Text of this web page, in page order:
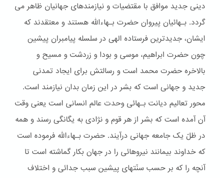
دینی جدید موافق با مقتضیات و نیازمندهای جهانیان ظاهر می
گردد. بـهائیان پیروان حضرت بـهاءالله هستند و معتقدند که
ایشان، جدیدترین فرستاده الهی در سلسله پیامبران پیشین
چون حضرت ابراهیم، موسی و بودا و زردشت و مسیح و
بالاخره حضرت محمد است و رسالتش برای ایجاد تمدنی
جدید و جهانی است که بشر در این زمان بدان نیازمند است.
محور تعالیم دیانت بـهائی وحدت عالم انسانی است یعنی وقت
آن آمده است که بشر از هر قوم و نژادی به یگانگی رسند و همه
در ظلّ یک جامعه جهانی درآیند. حضرت بـهاءالله فرموده است
که خداوند بیمانند نیروهائی را در جهان بکار گماشته است تا
آنچه را که بر حسب سنّتهای پیشین سبب جدائی و اختلاف